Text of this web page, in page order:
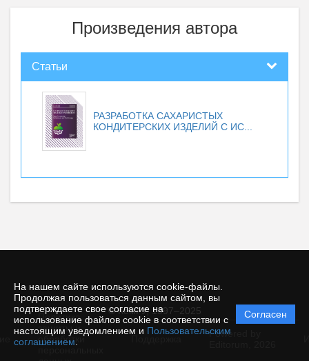
На нашем сайте используются cookie-файлы.
Продолжая пользоваться данным сайтом, вы
подтверждаете свое согласие на
использование файлов cookie в соответствии с
настоящим уведомлением и Пользовательским
соглашением
Согласен
Произведения автора
Статьи
РАЗРАБОТКА САХАРИСТЫХ
КОНДИТЕРСКИХ ИЗДЕЛИЙ С ИС...
© КемГУ, 1997–2025
Политика
защиты и
обработки
Powered by